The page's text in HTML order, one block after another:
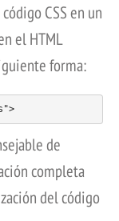
CSS en un
el HTML
forma:
<link rel="stylesheet" href=""style.css">
de
completa
del código